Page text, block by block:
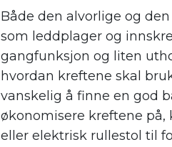
Både den alvorlige og
som leddplager og
gangfunksjon og liten
hvordan kreftene skal
vanskelig å finne en god
økonomisere kreftene
eller elektrisk rullestol til